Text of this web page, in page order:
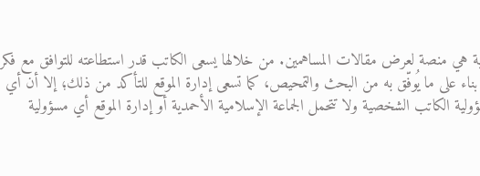
هي منصة لعرض مقالات المساهمين. من خلالها يسعى الكاتب قدر استطاعته للتوافق مع فكر
بناء على ما يُوفّق به من البحث والتمحيص، كما تسعى إدارة الموقع للتأكد من ذلك؛ إلا أن أي
الكاتب الشخصية ولا تتحمل الجماعة الإسلامية الأحمدية أو إدارة الموقع أي مسؤولية